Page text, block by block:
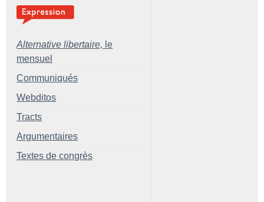
Alternative libertaire, le
mensuel
Communiqués
Webditos
Tracts
Argumentaires
Textes de congrès